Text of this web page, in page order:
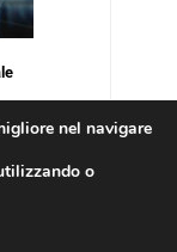
nel navigare
o